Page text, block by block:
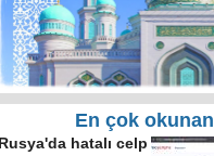
En çok okunan
Rusya'da hatalı celp